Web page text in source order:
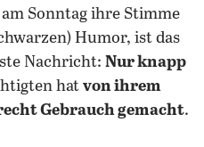
Sonntag ihre Stimme
Humor, ist das
Nachricht: Nur knapp
hat von ihrem
Gebrauch gemacht.